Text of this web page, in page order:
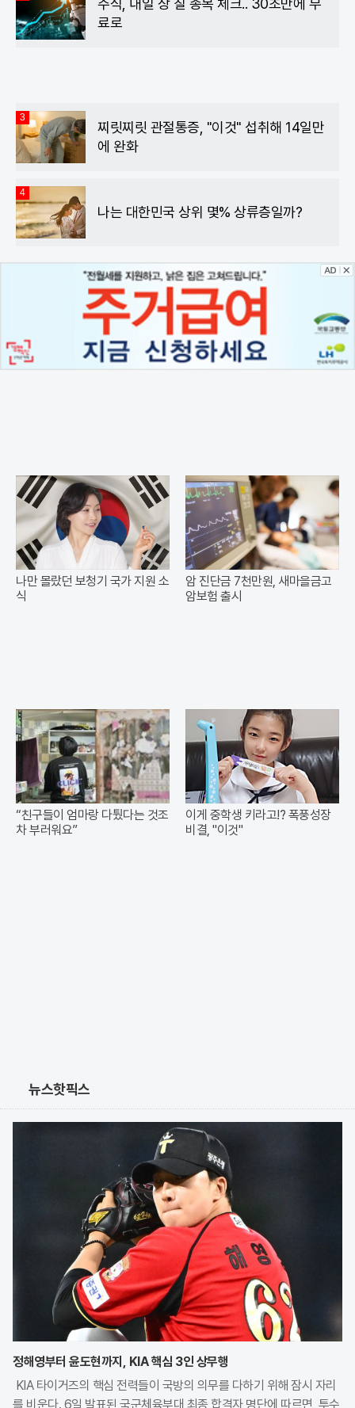
주식, 내일 상 칠 종목 체크.. 30초만에 무
료로
3
찌릿찌릿 관절통증, "이것" 섭취해 14일만
에 완화
4
나는 대한민국 상위 몇% 상류층일까?
나만 몰랐던 보청기 국가 지원 소
식
암 진단금 7천만원, 새마을금고
암보험 출시
“친구들이 엄마랑 다퉜다는 것조
차 부러워요”
이게 중학생 키라고!? 폭풍성장
비결, "이것"
뉴스핫픽스
정해영부터 윤도현까지, KIA 핵심 3인 상무행
KIA 타이거즈의 핵심 전력들이 국방의 의무를 다하기 위해 잠시 자리
를 비운다. 6일 발표된 국군체육부대 최종 합격자 명단에 따르면, 투수